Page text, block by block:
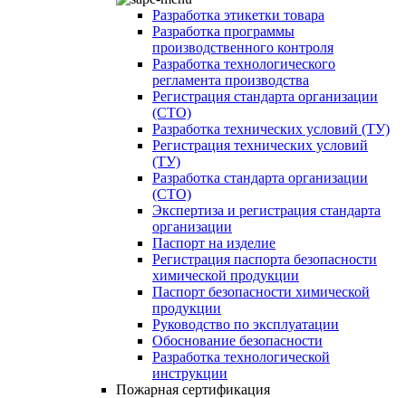
Разработка этикетки товара
Разработка программы
производственного контроля
Разработка технологического
регламента производства
Регистрация стандарта организации
(СТО)
Разработка технических условий (ТУ)
Регистрация технических условий
(ТУ)
Разработка стандарта организации
(СТО)
Экспертиза и регистрация стандарта
организации
Паспорт на изделие
Регистрация паспорта безопасности
химической продукции
Паспорт безопасности химической
продукции
Руководство по эксплуатации
Обоснование безопасности
Разработка технологической
инструкции
Пожарная сертификация